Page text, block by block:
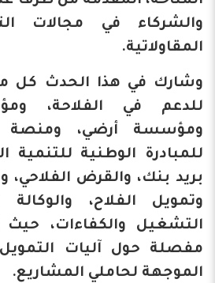
والشركاء في مجالات
المقاولاتية.
وشارك في هذا الحدث كل
للدعم في الفلاحة،
ومؤسسة أرضي، ومنصة
للمبادرة الوطنية للتنمية
بريد بنك، والقرض
وتمويل الفلاح،
التشغيل والكفاءات،
مفصلة حول آليات التمويل
الموجهة لحاملي المشاريع.